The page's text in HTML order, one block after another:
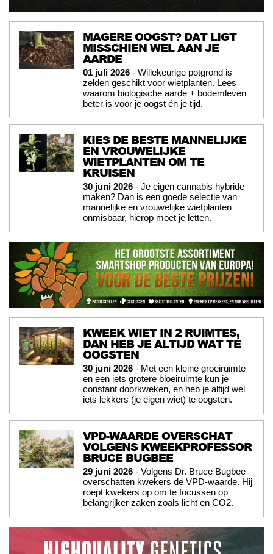
MAGERE OOGST? DAT LIGT
MISSCHIEN WEL AAN JE
AARDE
01 juli 2026 - Willekeurige potgrond is
zelden geschikt voor wietplanten. Lees
waarom biologische aarde + bodemleven
beter is voor je oogst én je tijd.
KIES DE BESTE MANNELIJKE
EN VROUWELIJKE
WIETPLANTEN OM TE
KRUISEN
30 juni 2026 - Je eigen cannabis hybride
maken? Dan is een goede selectie van
mannelijke en vrouwelijke wietplanten
onmisbaar, hierop moet je letten.
KWEEK WIET IN 2 RUIMTES,
DAN HEB JE ALTIJD WAT TE
OOGSTEN
30 juni 2026 - Met een kleine groeiruimte
en een iets grotere bloeiruimte kun je
constant doorkweken, en heb je altijd wel
iets lekkers (je eigen wiet) te oogsten.
VPD-WAARDE OVERSCHAT
VOLGENS KWEEKPROFESSOR
BRUCE BUGBEE
29 juni 2026 - Volgens Dr. Bruce Bugbee
overschatten kwekers de VPD-waarde. Hij
roept kwekers op om te focussen op
belangrijker zaken zoals licht en CO2.